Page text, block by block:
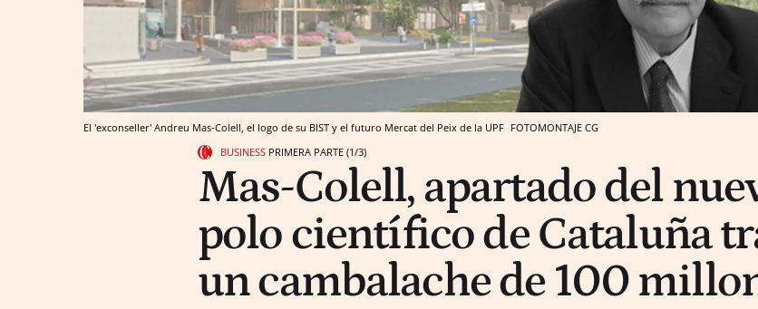
El 'exconseller' Andreu Mas-Colell, el logo de su BIST y el futuro Mercat del Peix de la UPF FOTOMONTAJE CG
BUSINESS PRIMERA PARTE (1/3)
Mas-Colell, apartado del
polo científico de Cataluña
un cambalache de 100